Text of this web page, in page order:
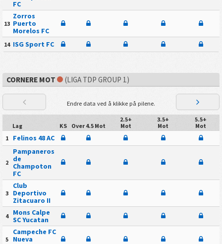
FC
13
Zorros
Puerto
Morelos FC
14 ISG Sport FC
CORNERE MOT (LIGA TDP GROUP 1)
Endre data ved å klikke på pilene.
Lag KS Over 4.5 Mot
2.5+
Mot
3.5+
Mot
5.5+
Mot
1
Felinos 48 AC
2
Pampaneros
de
Champoton
FC
3
Club
Deportivo
Zitacuaro II
4
Mons Calpe
SC Yucatan
5
Campeche FC
Nueva